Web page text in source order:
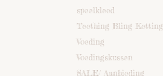
speelkleed
Teething Bling Ketting
Voeding
Voedingskussen
SALE/ Aanbieding